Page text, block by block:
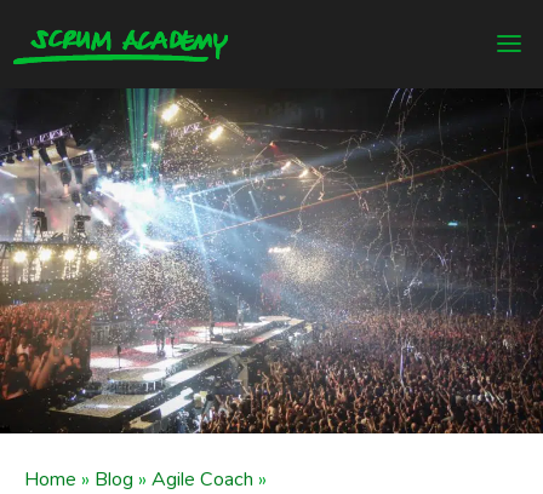
Home » Blog » Agile Coach »